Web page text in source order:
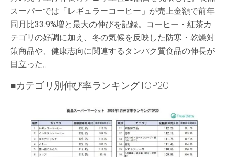
スーパーでは「レギュラーコーヒー」が売上金額で前年
同月比33.9%増と最大の伸びを記録。コーヒー・紅茶カ
テゴリの好調に加え、冬の気候を反映した防寒・乾燥対
策商品や、健康志向に関連するタンパク質食品の伸長が
目立った。
■カテゴリ別伸び率ランキングTOP20